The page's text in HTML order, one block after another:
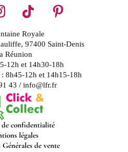
Royale
97400 Saint-Denis
Réunion
12h et 14h30-18h
8h45-12h et 14h15-18h
43 / info@lfr.fr
confidentialité
légales
de vente